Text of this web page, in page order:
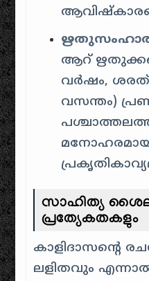
ആറ്
വർഷം, ശരത്,
വസന്തം)
സാഹിത്യ
പ്രത്യേകതകളും
കാളിദാസന്റെ
ലളിതവും